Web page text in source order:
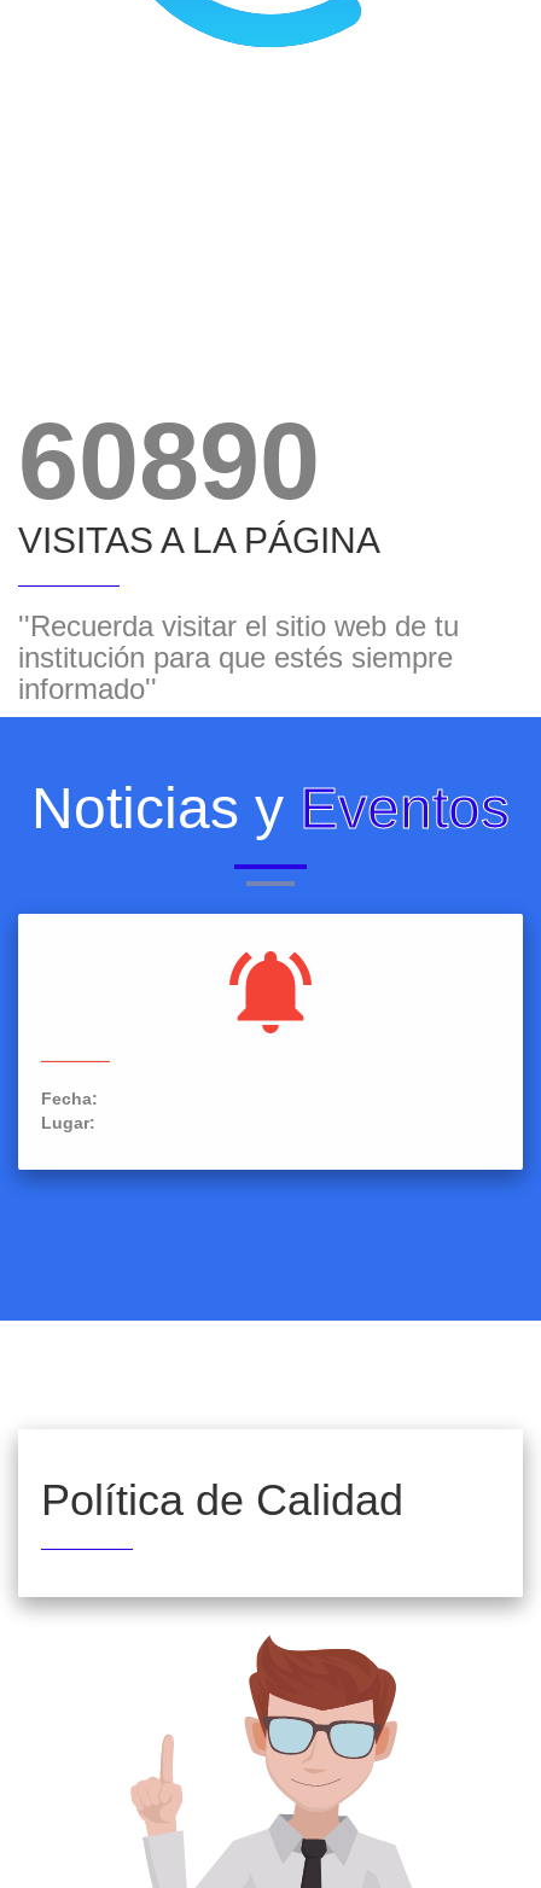
60890
VISITAS A LA PÁGINA
''Recuerda visitar el sitio web de tu
institución para que estés siempre
informado''
Noticias y Eventos
Fecha:
Lugar:
Política de Calidad